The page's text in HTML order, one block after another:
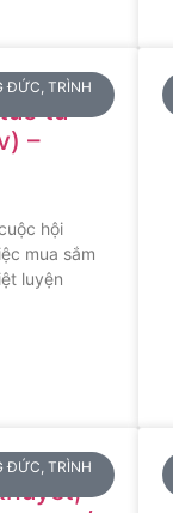
ĐỨC, TRÌNH
từ
–
hội
mua sắm
luyện
ĐỨC, TRÌNH